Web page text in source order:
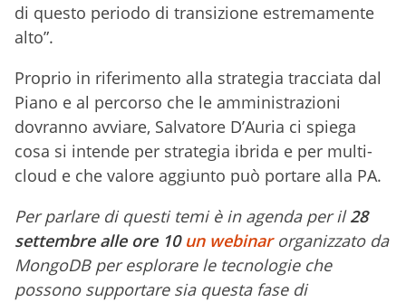
di questo periodo di transizione estremamente
alto”.
Proprio in riferimento alla strategia tracciata dal
Piano e al percorso che le amministrazioni
dovranno avviare, Salvatore D’Auria ci spiega
cosa si intende per strategia ibrida e per multi-
cloud e che valore aggiunto può portare alla PA.
Per parlare di questi temi è in agenda per il28
settembre alle ore 10 un webinarorganizzato da
MongoDB per esplorare le tecnologie che
possono supportare sia questa fase di